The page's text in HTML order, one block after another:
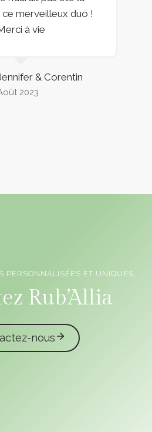
merveilleux duo !
à vie
& Corentin
2023
PERSONNALISÉES ET UNIQUES,
Rub’Allia
nous